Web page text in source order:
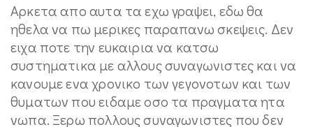
Αρκετα απο αυτα τα εχω γραψει, εδω θα
ηθελα να πω μερικες παραπανω σκεψεις. Δεν
ειχα ποτε την ευκαιρια να κατσω
συστηματικα με αλλους συναγωνιστες και να
κανουμε ενα χρονικο των γεγονοτων και των
θυματων που ειδαμε οσο τα πραγματα ητα
νωπα. Ξερω πολλους συναγωνιστες που δεν